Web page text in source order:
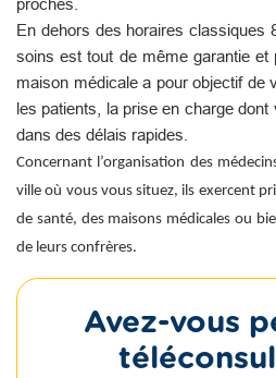
proches.
En dehors des horaires classiques
soins est tout de même garantie et
maison médicale a pour objectif de
les patients, la prise en charge
dans des délais rapides.
Concernant l’organisation des
ville où vous vous situez, ils exercent
de santé, des maisons médicales ou
de leurs confrères.
Avez-vous